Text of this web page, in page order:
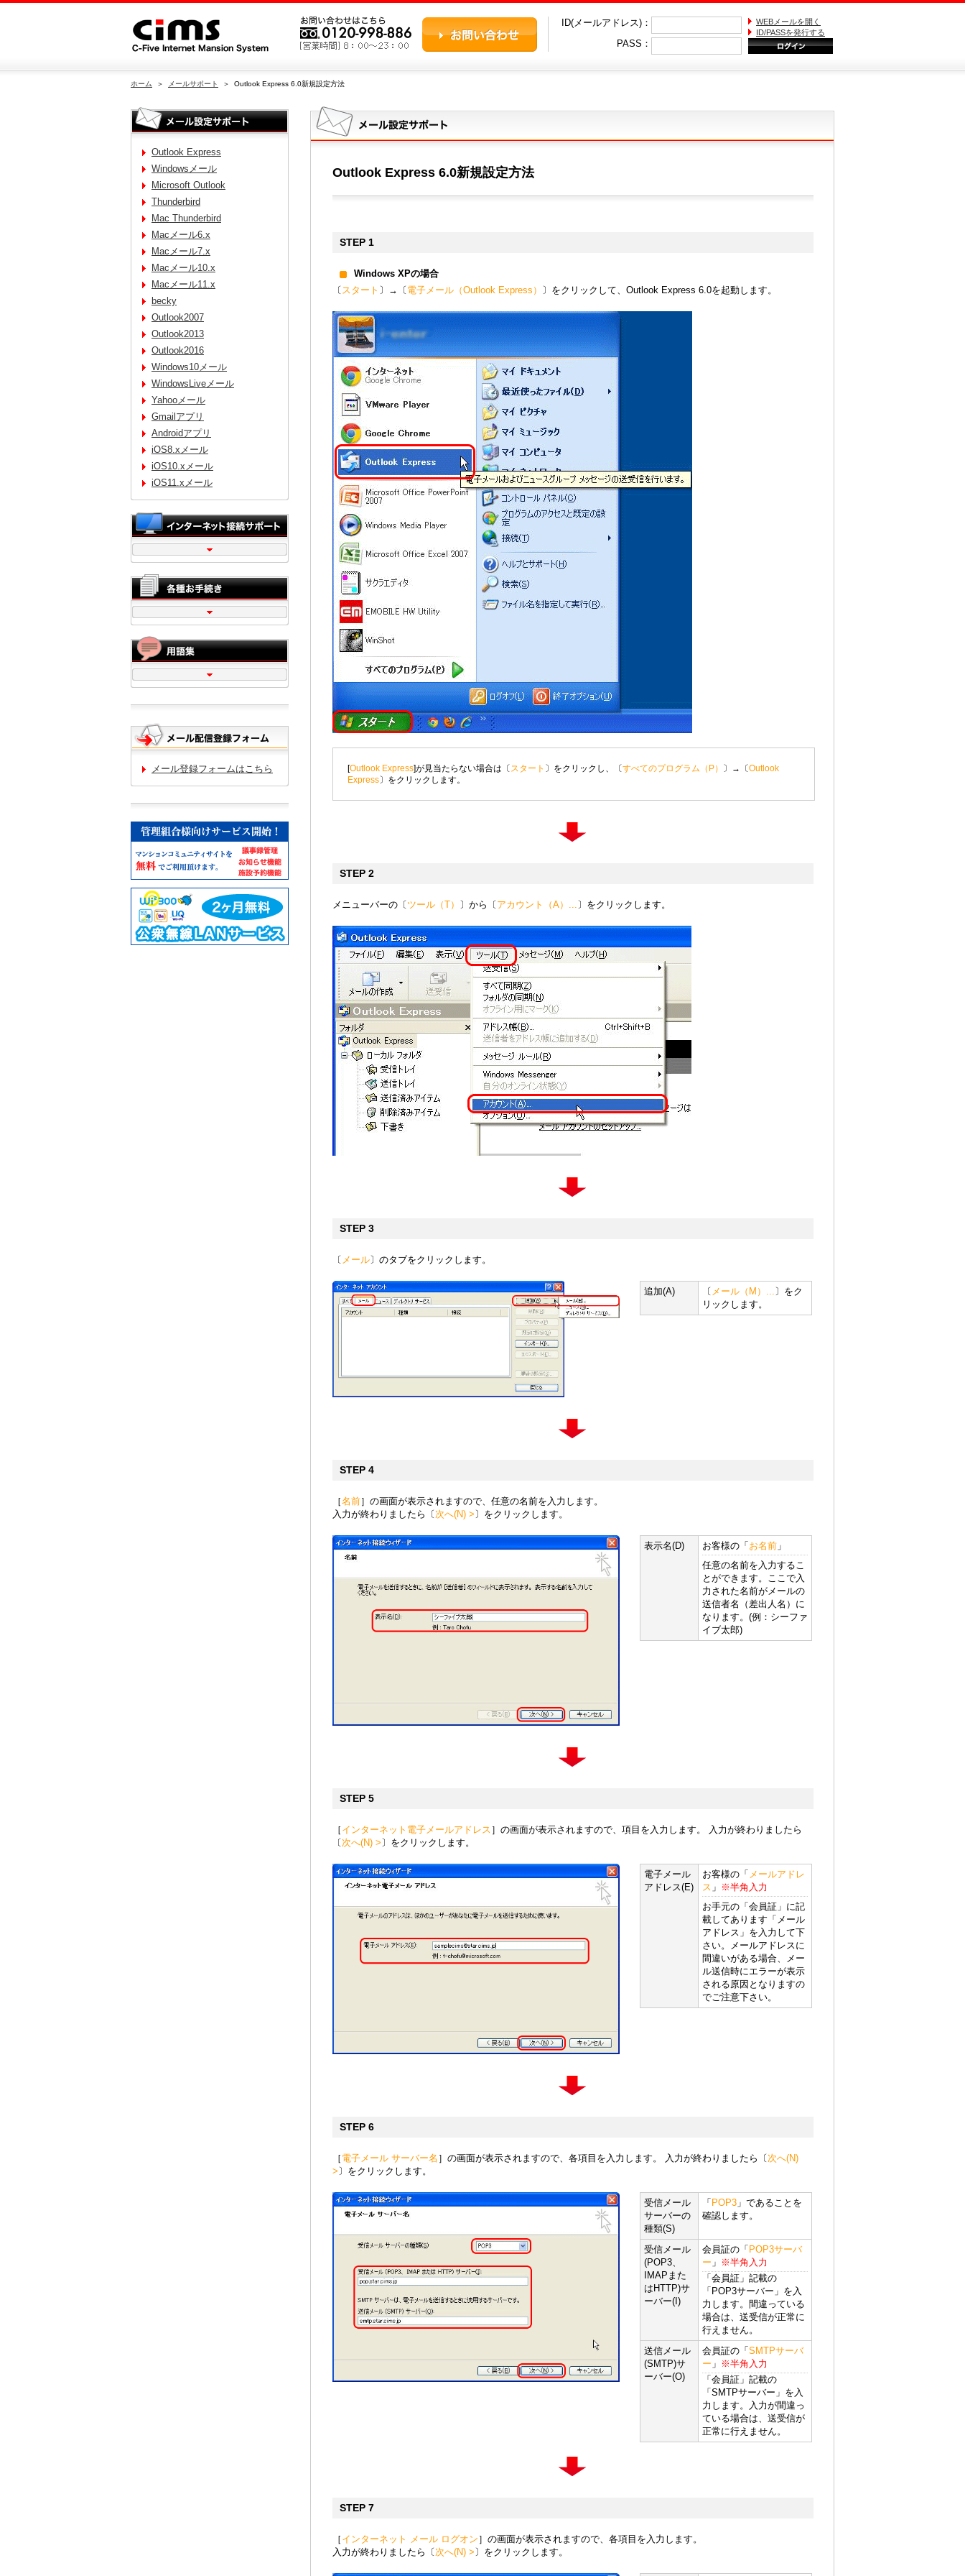
ID(メールアドレス)：
PASS：
WEBメールを開く
ID/PASSを発行する
ホーム ＞ メールサポート ＞ Outlook Express 6.0新規設定方法
Outlook Express
Windowsメール
Microsoft Outlook
Thunderbird
Mac Thunderbird
Macメール6.x
Macメール7.x
Macメール10.x
Macメール11.x
becky
Outlook2007
Outlook2013
Outlook2016
Windows10メール
WindowsLiveメール
Yahooメール
Gmailアプリ
Androidアプリ
iOS8.xメール
iOS10.xメール
iOS11.xメール
メール登録フォームはこちら
Outlook Express 6.0新規設定方法
STEP 1
Windows XPの場合
〔 スタート 〕→〔 電子メール（Outlook Express） 〕をクリックして、Outlook Express 6.0を起動します。
[Outlook Express]が見当たらない場合は〔 スタート 〕をクリックし、〔すべてのプログラム（P） 〕→〔Outlook
Express〕をクリックします。
STEP 2
メニューバーの〔 ツール（T） 〕から〔 アカウント（A）... 〕をクリックします。
STEP 3
〔 メール〕のタブをクリックします。
追加(A) 〔 メール（M）... 〕をク
リックします。
STEP 4
［名前］の画面が表示されますので、任意の名前を入力します。
入力が終わりましたら〔次へ(N) > 〕をクリックします。
表示名(D) お客様の「 お名前 」
任意の名前を入力するこ
とができます。ここで入
力された名前がメールの
送信者名（差出人名）に
なります。(例：シーファ
イブ太郎)
STEP 5
［ インターネット電子メールアドレス ］の画面が表示されますので、項目を入力します。 入力が終わりましたら
〔次へ(N) >〕をクリックします。
電子メール
アドレス(E)
お客様の「 メールアドレ
ス 」 ※半角入力
お手元の「会員証」に記
載してあります「メール
アドレス」を入力して下
さい。メールアドレスに
間違いがある場合、メー
ル送信時にエラーが表示
される原因となりますの
でご注意下さい。
STEP 6
［ 電子メール サーバー名 ］の画面が表示されますので、各項目を入力します。 入力が終わりましたら〔次へ(N)
>〕をクリックします。
受信メール
サーバーの
種類(S)
「POP3 」であることを
確認します。
受信メール
(POP3、
IMAPまた
はHTTP)サ
ーバー(I)
会員証の「POP3サーバ
ー 」 ※半角入力
「会員証」記載の
「POP3サーバー」を入
力します。間違っている
場合は、送受信が正常に
行えません。
送信メール
(SMTP)サ
ーバー(O)
会員証の「SMTPサーバ
ー 」 ※半角入力
「会員証」記載の
「SMTPサーバー」を入
力します。入力が間違っ
ている場合は、送受信が
正常に行えません。
STEP 7
［ インターネット メール ログオン ］の画面が表示されますので、各項目を入力します。
入力が終わりましたら〔次へ(N) >〕をクリックします。